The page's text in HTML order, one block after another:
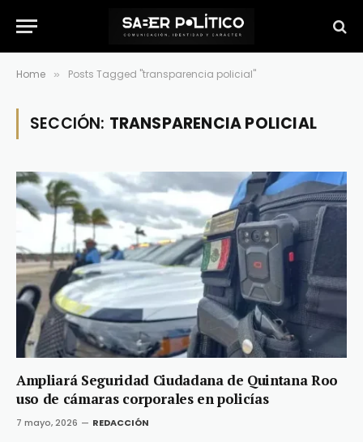
Home » Posts Tagged "transparencia policial"
SECCIÓN: TRANSPARENCIA POLICIAL
Ampliará Seguridad Ciudadana de Quintana Roo
uso de cámaras corporales en policías
7 mayo, 2026 REDACCIÓN